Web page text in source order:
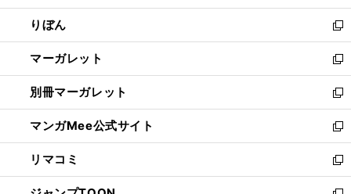
開
く
ウ
で
開
く
ン
ド
ウ
で
開
く
ウ
ィ
ン
ド
ウ
で
開
く
りぼん
新
し
い
ウ
ィ
ン
ド
ウ
で
開
マーガレット
新
し
い
ウ
ィ
ン
ド
ウ
別冊マーガレット
新
し
い
ウ
ィ
ン
マンガMee公式サイト
新
し
い
ウ
リマコミ
新
し